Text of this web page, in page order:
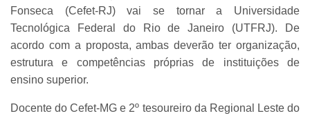
Fonseca (Cefet-RJ) vai se tornar a Universidade
Tecnológica Federal do Rio de Janeiro (UTFRJ). De
acordo com a proposta, ambas deverão ter organização,
estrutura e competências próprias de instituições de
ensino superior.
Docente do Cefet-MG e 2º tesoureiro da Regional Leste do